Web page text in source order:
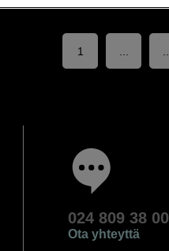
1
024 809 38 00
Ota yhteyttä